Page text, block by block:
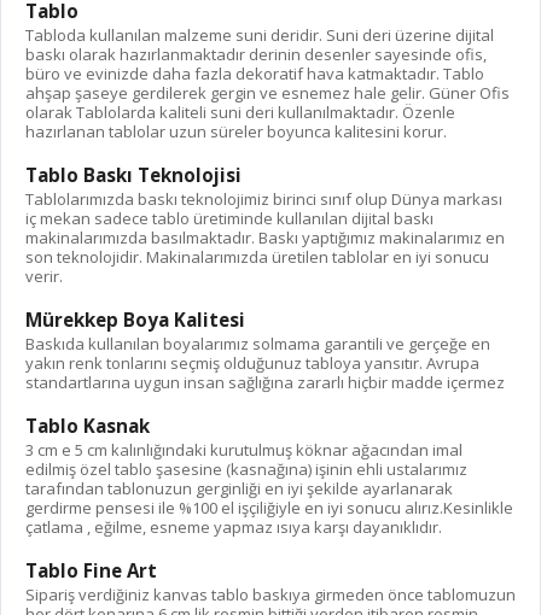
Tablo
Tabloda kullanılan malzeme suni deridir. Suni deri üzerine dijital
baskı olarak hazırlanmaktadır derinin desenler sayesinde ofis,
büro ve evinizde daha fazla dekoratif hava katmaktadır. Tablo
ahşap şaseye gerdilerek gergin ve esnemez hale gelir. Güner Ofis
olarak Tablolarda kaliteli suni deri kullanılmaktadır. Özenle
hazırlanan tablolar uzun süreler boyunca kalitesini korur.
Tablo Baskı Teknolojisi
Tablolarımızda baskı teknolojimiz birinci sınıf olup Dünya markası
iç mekan sadece tablo üretiminde kullanılan dijital baskı
makinalarımızda basılmaktadır. Baskı yaptığımız makinalarımız en
son teknolojidir. Makinalarımızda üretilen tablolar en iyi sonucu
verir.
Mürekkep Boya Kalitesi
Baskıda kullanılan boyalarımız solmama garantili ve gerçeğe en
yakın renk tonlarını seçmiş olduğunuz tabloya yansıtır. Avrupa
standartlarına uygun insan sağlığına zararlı hiçbir madde içermez
Tablo Kasnak
3 cm e 5 cm kalınlığındaki kurutulmuş köknar ağacından imal
edilmiş özel tablo şasesine (kasnağına) işinin ehli ustalarımız
tarafından tablonuzun gerginliği en iyi şekilde ayarlanarak
gerdirme pensesi ile %100 el işçiliğiyle en iyi sonucu alırız.Kesinlikle
çatlama , eğilme, esneme yapmaz ısıya karşı dayanıklıdır.
Tablo Fine Art
Sipariş verdiğiniz kanvas tablo baskıya girmeden önce tablomuzun